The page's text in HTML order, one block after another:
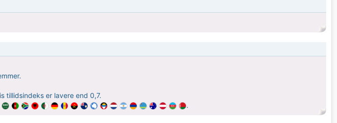
tillidsindeks er lavere end 0,7.
.